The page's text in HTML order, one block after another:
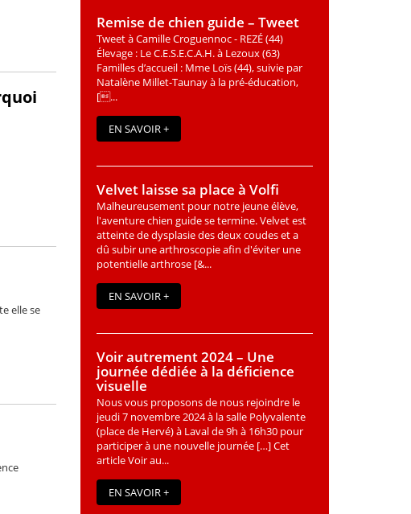
elle se
Remise de chien guide – Tweet
Tweet à Camille Croguennoc - REZÉ (44)
Élevage : Le C.E.S.E.C.A.H. à Lezoux (63)
Familles d’accueil : Mme Loïs (44), suivie par
Natalène Millet-Taunay à la pré-éducation,
[...
EN SAVOIR +
Velvet laisse sa place à Volfi
Malheureusement pour notre jeune élève,
l'aventure chien guide se termine. Velvet est
atteinte de dysplasie des deux coudes et a
dû subir une arthroscopie afin d'éviter une
potentielle arthrose [&...
EN SAVOIR +
Voir autrement 2024 – Une
journée dédiée à la déficience
visuelle
Nous vous proposons de nous rejoindre le
jeudi 7 novembre 2024 à la salle Polyvalente
(place de Hervé) à Laval de 9h à 16h30 pour
participer à une nouvelle journée […] Cet
article Voir au...
EN SAVOIR +